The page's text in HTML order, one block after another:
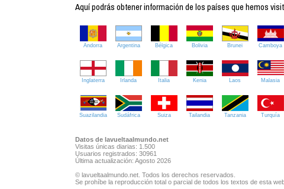
Aquí podrás obtener información de los países que hemos
Andorra Argentina Bélgica Bolivia Brunei Camboya
Inglaterra Irlanda Italia Kenia Laos Malasia
Suazilandia Sudáfrica Suiza Tailandia Tanzania Turquía
Datos de lavueltaalmundo.net
Visitas únicas diarias: 1.500
Usuarios registrados: 30961
Última actualización: Agosto 2026
© lavueltaalmundo.net. Todos los derechos reservados.
Se prohíbe la reproducción total o parcial de todos los textos de esta